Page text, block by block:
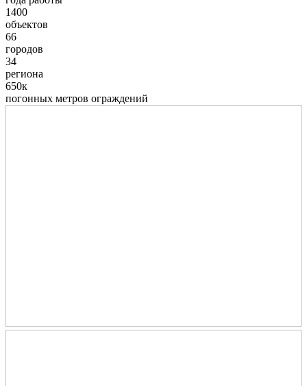
1400
объектов
66
городов
34
региона
650к
погонных метров ограждений